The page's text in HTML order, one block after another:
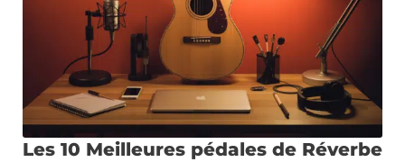
Les 10 Meilleures pédales de Réverbe